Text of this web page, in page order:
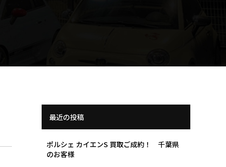
最近の投稿
ポルシェ カイエンS 買取ご成約！ 千葉県
のお客様